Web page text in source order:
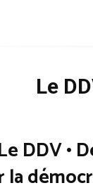
Le
DDV
la